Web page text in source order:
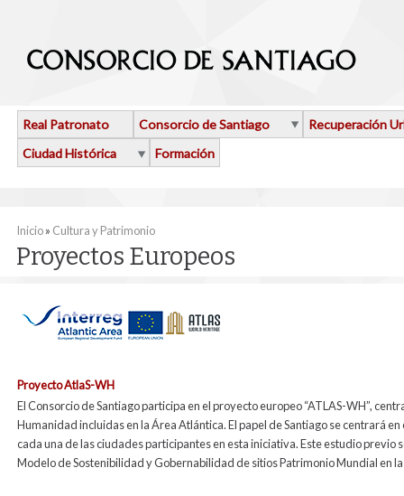
Real Patronato Consorcio de Santiago
Recuperación
Ciudad Histórica
Formación
Se encuentra usted aquí
Inicio» Cultura y Patrimonio
Proyectos Europeos
Proyecto AtlaS-WH
El Consorcio de Santiago participa en el proyecto europeo “ATLAS-WH”,
Humanidad incluidas en la Área Atlántica. El papel de Santiago se centrará
cada una de las ciudades participantes en esta iniciativa. Este estudio
Modelo de Sostenibilidad y Gobernabilidad de sitios Patrimonio Mundial en